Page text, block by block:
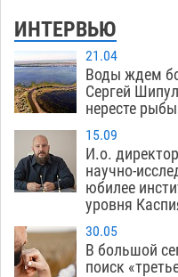
ИНТЕРВЬЮ
21.04
Воды ждем
Сергей
нересте рыбы
15.09
И.о.
научно-
юбилее
уровня
30.05
В большой
поиск